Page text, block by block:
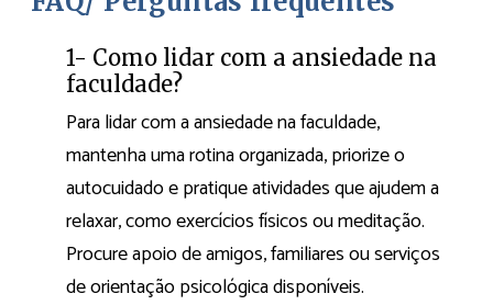
1- Como lidar com a ansiedade na
faculdade?
Para lidar com a ansiedade na faculdade,
mantenha uma rotina organizada, priorize o
autocuidado e pratique atividades que ajudem a
relaxar, como exercícios físicos ou meditação.
Procure apoio de amigos, familiares ou serviços
de orientação psicológica disponíveis.